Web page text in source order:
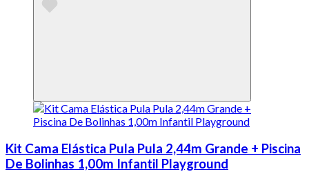
Kit Cama Elástica Pula Pula 2,44m Grande + Piscina
De Bolinhas 1,00m Infantil Playground